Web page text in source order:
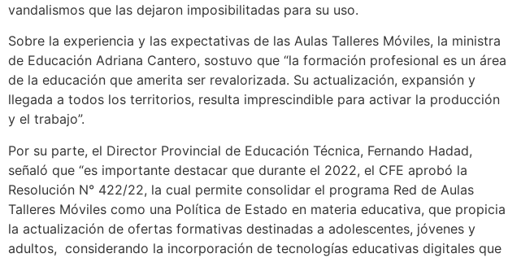
vandalismos que las dejaron imposibilitadas para su uso.
Sobre la experiencia y las expectativas de las Aulas Talleres Móviles, la ministra
de Educación Adriana Cantero, sostuvo que “la formación profesional es un área
de la educación que amerita ser revalorizada. Su actualización, expansión y
llegada a todos los territorios, resulta imprescindible para activar la producción
y el trabajo”.
Por su parte, el Director Provincial de Educación Técnica, Fernando Hadad,
señaló que “es importante destacar que durante el 2022, el CFE aprobó la
Resolución N° 422/22, la cual permite consolidar el programa Red de Aulas
Talleres Móviles como una Política de Estado en materia educativa, que propicia
la actualización de ofertas formativas destinadas a adolescentes, jóvenes y
adultos, considerando la incorporación de tecnologías educativas digitales que